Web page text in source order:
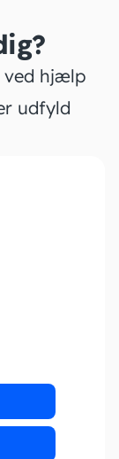
ved hjælp
udfyld